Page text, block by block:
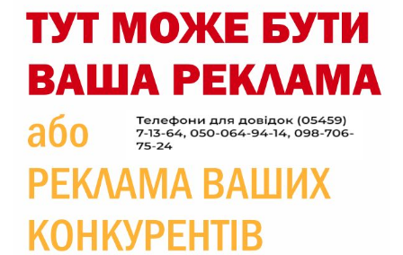
19:29
30 лип
«Все закінчиться, приїду й одружуся…»: Пам’яті
26-річного Захисника Богдана Ємця (ВІДЕО)
20:06
Паливо по 100 грн та ризик дефіциту: чому в
28 лип
Житлові сертифікати, підготовка до зими та
підтримка ВПО: підсумки засідання виконкому
Краснопільської селищної ради
10:36
28 лип
Валентина Масалітіна: «Нас тримає віра в
Перемогу і повернення додому»